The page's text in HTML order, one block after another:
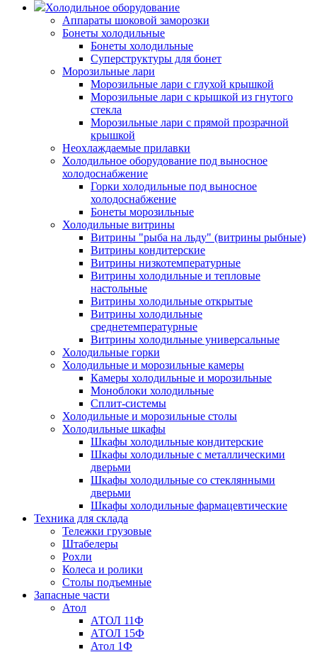
Холодильное оборудование
Аппараты шоковой заморозки
Бонеты холодильные
Бонеты холодильные
Суперструктуры для бонет
Морозильные лари
Морозильные лари с глухой крышкой
Морозильные лари с крышкой из гнутого
стекла
Морозильные лари с прямой прозрачной
крышкой
Неохлаждаемые прилавки
Холодильное оборудование под выносное
холодоснабжение
Горки холодильные под выносное
холодоснабжение
Бонеты морозильные
Холодильные витрины
Витрины "рыба на льду" (витрины рыбные)
Витрины кондитерские
Витрины низкотемпературные
Витрины холодильные и тепловые
настольные
Витрины холодильные открытые
Витрины холодильные
среднетемпературные
Витрины холодильные универсальные
Холодильные горки
Холодильные и морозильные камеры
Камеры холодильные и морозильные
Моноблоки холодильные
Сплит-системы
Холодильные и морозильные столы
Холодильные шкафы
Шкафы холодильные кондитерские
Шкафы холодильные с металлическими
дверьми
Шкафы холодильные со стеклянными
дверьми
Шкафы холодильные фармацевтические
Техника для склада
Тележки грузовые
Штабелеры
Рохли
Колеса и ролики
Столы подъемные
Запасные части
Атол
АТОЛ 11Ф
АТОЛ 15Ф
Атол 1Ф